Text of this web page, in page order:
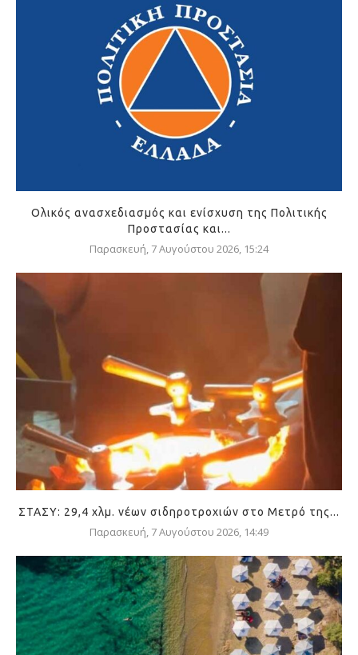
Ολικός ανασχεδιασμός και ενίσχυση της Πολιτικής
Προστασίας και...
Παρασκευή, 7 Αυγούστου 2026, 15:24
ΣΤΑΣΥ: 29,4 χλμ. νέων σιδηροτροχιών στο Μετρό της...
Παρασκευή, 7 Αυγούστου 2026, 14:49